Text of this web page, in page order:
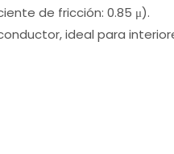
de fricción: 0.85 μ).
ideal para